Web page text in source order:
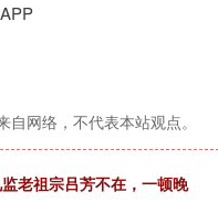
网络，不代表本站观点。
老祖宗吕芳不在，一顿晚